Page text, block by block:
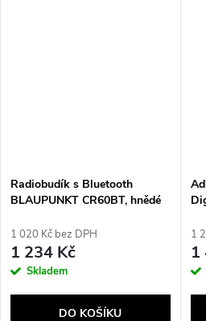
Radiobudík s Bluetooth
BLAUPUNKT CR60BT, hnědé
1 020 Kč bez DPH
1 234 Kč
Skladem
DO KOŠÍKU
1
1